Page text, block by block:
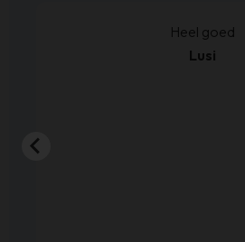
Heel goed
Lusi